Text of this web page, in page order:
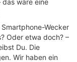
das wäre eine
Wecker
Oder etwa doch? –
Du. Die
Wir haben ein